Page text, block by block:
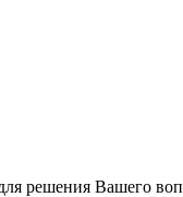
решения Вашего